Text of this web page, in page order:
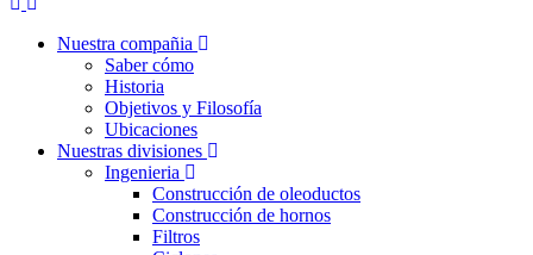
Nuestra compañia
Saber cómo
Historia
Objetivos y Filosofía
Ubicaciones
Nuestras divisiones
Ingenieria
Construcción de oleoductos
Construcción de hornos
Filtros